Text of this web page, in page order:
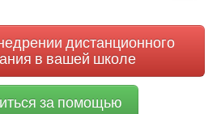
дистанционного
в вашей школе
за помощью